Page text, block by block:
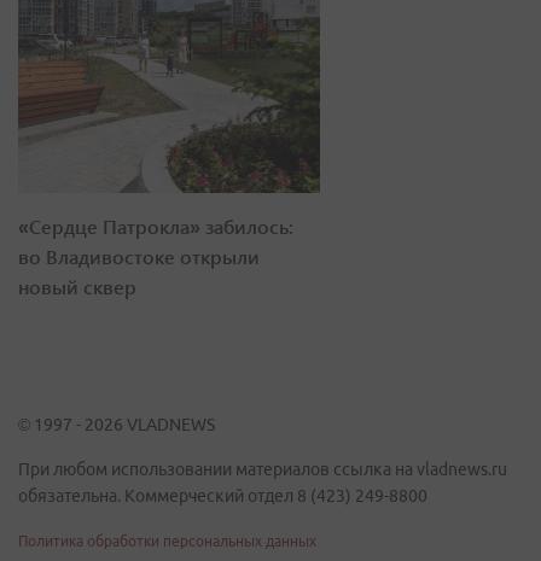
«Сердце Патрокла» забилось:
во Владивостоке открыли
новый сквер
© 1997 - 2026 VLADNEWS
При любом использовании материалов ссылка на vladnews.ru
обязательна. Коммерческий отдел 8 (423) 249-8800
Политика обработки персональных данных